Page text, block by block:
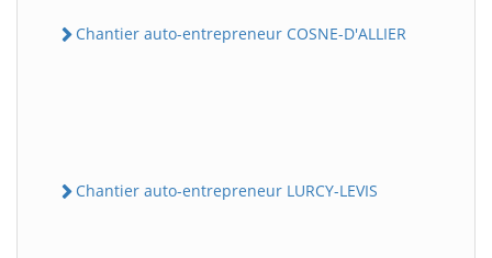
Chantier auto-entrepreneur COSNE-D'ALLIER
Chantier auto-entrepreneur LURCY-LEVIS